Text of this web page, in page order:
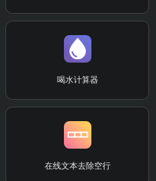
喝水计算器
在线文本去除空行